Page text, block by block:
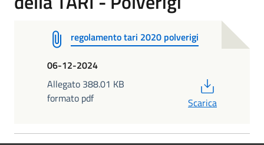
regolamento tari 2020 polverigi
06-12-2024
Allegato 388.01 KB
formato pdf
Scarica